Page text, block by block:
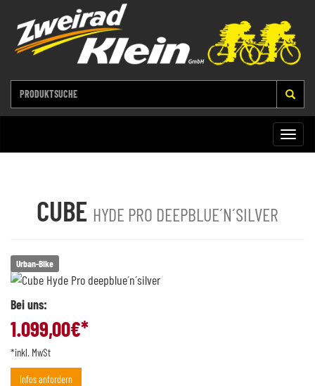
Toggle
CUBE HYDE PRO DEEPBLUE´N´SILVER
Urban-Bike
Bei uns:
1.099,00€*
*inkl. MwSt
Infos anfordern